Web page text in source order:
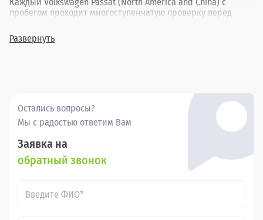
Каждый Volkswagen Passat (North America and China) с
пробегом проходит многоступенчатую проверку перед
комфорт вождения. Наш ассортимент включает в себя
различные комплектации и года выпуска, позволяя найти
Развернуть
Остались вопросы?
Мы с радостью ответим Вам
Заявка на
обратный звонок